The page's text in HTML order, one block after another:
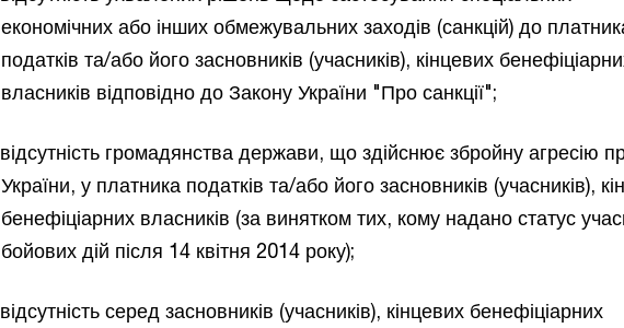
економічних або інших обмежувальних заходів (санкцій) до
податків та/або його засновників (учасників), кінцевих
власників відповідно до Закону України "Про санкції";
відсутність громадянства держави, що здійснює збройну агресію
України, у платника податків та/або його засновників (учасників),
бенефіціарних власників (за винятком тих, кому надано статус
бойових дій після 14 квітня 2014 року);
відсутність серед засновників (учасників), кінцевих бенефіціарних